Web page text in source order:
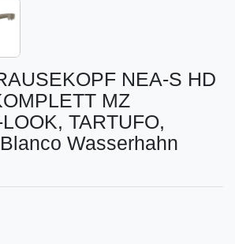
NEA-S HD
MZ
TARTUFO,
Wasserhahn